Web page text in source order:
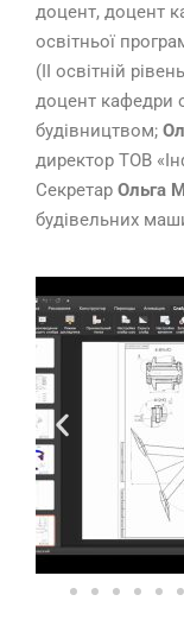
доцент, доцент
освітньої
(ІІ освітній
доцент кафедри
будівництвом;
директор ТОВ
Секретар Ольга
будівельних